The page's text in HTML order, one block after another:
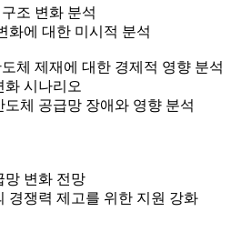
조 변화 분석
화에 대한 미시적 분석
체 제재에 대한 경제적 영향 분석
화 시나리오
도체 공급망 장애와 영향 분석
망 변화 전망
경쟁력 제고를 위한 지원 강화